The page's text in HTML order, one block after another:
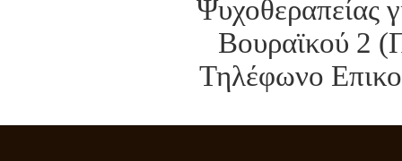
Ψυχοθεραπείας
Βουραϊκού 2
Τηλέφωνο